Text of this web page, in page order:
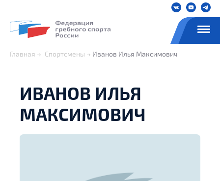
Главная Спортсмены Иванов Илья Максимович
ИВАНОВ ИЛЬЯ
МАКСИМОВИЧ